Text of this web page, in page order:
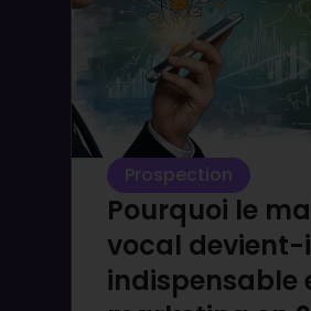
Prospection
Pourquoi le
vocal devient-
indispensable